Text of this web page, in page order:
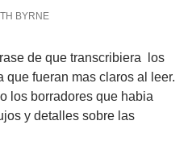
BYRNE
de que transcribiera los
que fueran mas claros al leer.
los borradores que habia
y detalles sobre las